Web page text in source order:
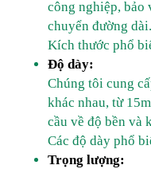
công nghiệp, bảo
chuyển đường dài.
Kích thước phổ
Độ dày:
Chúng tôi cung
khác nhau, từ
cầu về độ bền và
Các độ dày phổ
Trọng lượng: